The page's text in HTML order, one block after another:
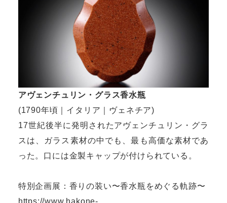
アヴェンチュリン・グラス香水瓶
(1790年頃｜イタリア｜ヴェネチア)
17世紀後半に発明されたアヴェンチュリン・グラ
スは、ガラス素材の中でも、最も高価な素材であ
った。口には金製キャップが付けられている。
特別企画展：香りの装い〜香水瓶をめぐる軌跡〜